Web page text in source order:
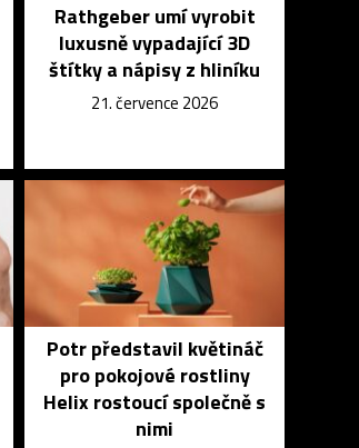
Rathgeber umí vyrobit
luxusně vypadající 3D
štítky a nápisy z hliníku
21. července 2026
Potr představil květináč
pro pokojové rostliny
Helix rostoucí společně s
nimi